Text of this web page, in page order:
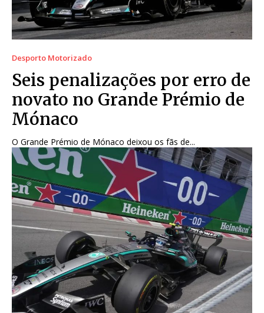
Desporto Motorizado
Seis penalizações por erro de
novato no Grande Prémio de
Mónaco
O Grande Prémio de Mónaco deixou os fãs de...